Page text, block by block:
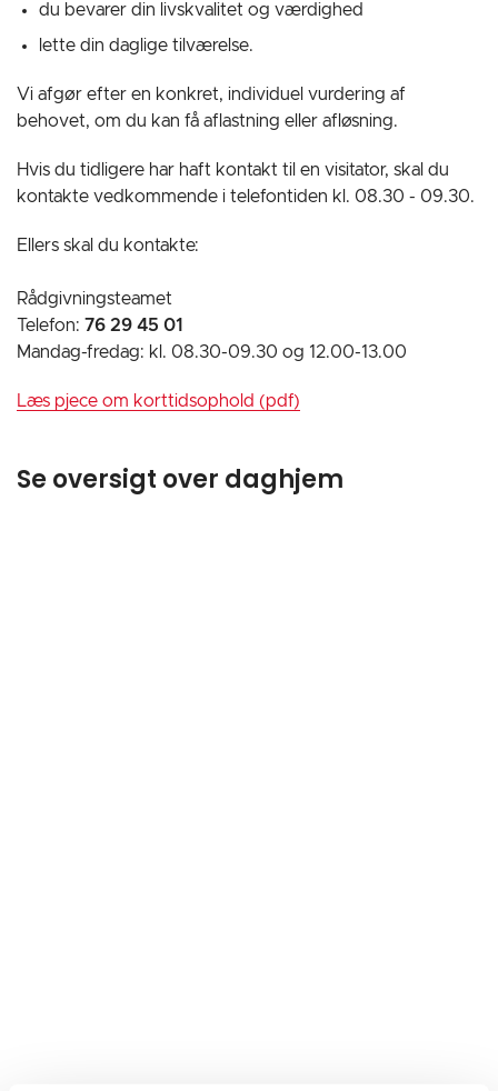
du bevarer din livskvalitet og værdighed
lette din daglige tilværelse.
Vi afgør efter en konkret, individuel vurdering af
behovet, om du kan få aflastning eller afløsning.
Hvis du tidligere har haft kontakt til en visitator, skal du
kontakte vedkommende i telefontiden kl. 08.30 - 09.30.
Ellers skal du kontakte:
Rådgivningsteamet
Telefon: 76 29 45 01
Mandag-fredag: kl. 08.30-09.30 og 12.00-13.00
Læs pjece om korttidsophold (pdf)
Se oversigt over daghjem